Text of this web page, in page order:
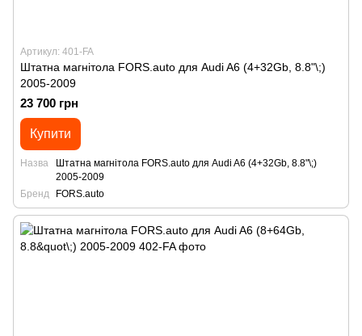
Артикул: 401-FA
Штатна магнітола FORS.auto для Audi A6 (4+32Gb, 8.8"\;)
2005-2009
23 700 грн
Купити
Назва
Штатна магнітола FORS.auto для Audi A6 (4+32Gb, 8.8"\;)
2005-2009
Бренд
FORS.auto